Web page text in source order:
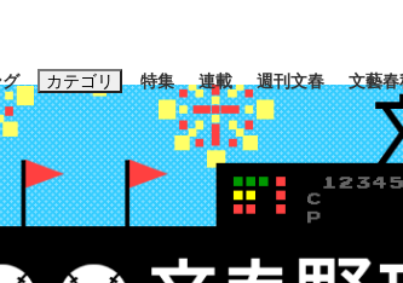
カテゴリ
ニュース エンタメ ライフ
特集 連載 週刊文春 文藝春
キー
めのキーワードタグ一覧